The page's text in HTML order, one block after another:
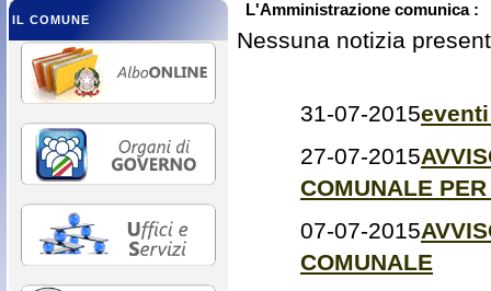
L'Amministrazione comunica :
Nessuna notizia
31-07-2015
27-07-2015
COMUNALE
07-07-2015
COMUNALE
IL COMUNE